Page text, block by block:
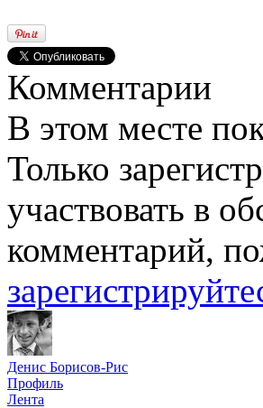
Комментарии
В этом месте
Только
участвовать в
комментарий,
Денис Борисов-Рис
Профиль
Лента